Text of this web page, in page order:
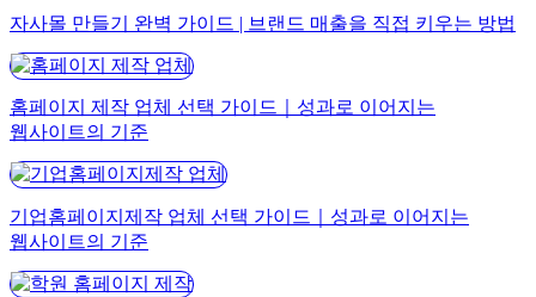
자사몰 만들기 완벽 가이드 | 브랜드 매출을 직접 키우는 방법
홈페이지 제작 업체 선택 가이드｜성과로 이어지는
웹사이트의 기준
기업홈페이지제작 업체 선택 가이드｜성과로 이어지는
웹사이트의 기준